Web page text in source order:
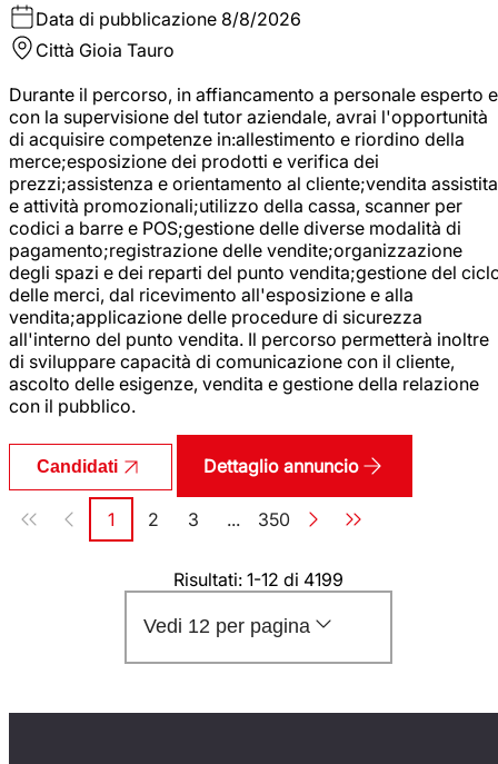
Data di pubblicazione 8/8/2026
Città Gioia Tauro
Durante il percorso, in affiancamento a personale esperto e
con la supervisione del tutor aziendale, avrai l'opportunità
di acquisire competenze in:allestimento e riordino della
merce;esposizione dei prodotti e verifica dei
prezzi;assistenza e orientamento al cliente;vendita assistita
e attività promozionali;utilizzo della cassa, scanner per
codici a barre e POS;gestione delle diverse modalità di
pagamento;registrazione delle vendite;organizzazione
degli spazi e dei reparti del punto vendita;gestione del
delle merci, dal ricevimento all'esposizione e alla
vendita;applicazione delle procedure di sicurezza
all'interno del punto vendita. Il percorso permetterà inoltre
di sviluppare capacità di comunicazione con il cliente,
ascolto delle esigenze, vendita e gestione della relazione
con il pubblico.
Candidati Dettaglio annuncio
Paginazione
Pagina
1 Pagina
2 Pagina
3 ... Pagina
350
Risultati: 1-12 di 4199
Vedi 12 per pagina